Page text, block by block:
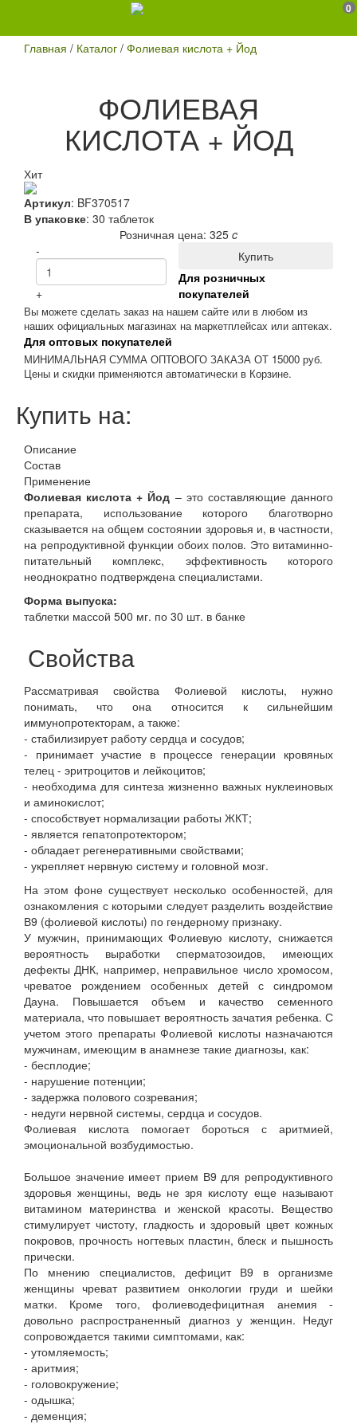
0
Главная / Каталог / Фолиевая кислота + Йод
ФОЛИЕВАЯ
КИСЛОТА + ЙОД
Хит
Артикул: BF370517
В упаковке: 30 таблеток
Розничная цена: 325 c
-
+
Купить
Для розничных
покупателей
Вы можете сделать заказ на нашем сайте или в любом из
наших официальных магазинах на маркетплейсах или аптеках.
Для оптовых покупателей
МИНИМАЛЬНАЯ СУММА ОПТОВОГО ЗАКАЗА ОТ 15000 руб.
Цены и скидки применяются автоматически в Корзине.
Купить на:
Описание
Состав
Применение
Фолиевая кислота + Йод – это составляющие данного
препарата, использование которого благотворно
сказывается на общем состоянии здоровья и, в частности,
на репродуктивной функции обоих полов. Это витаминно-
питательный комплекс, эффективность которого
неоднократно подтверждена специалистами.
Форма выпуска:
таблетки массой 500 мг. по 30 шт. в банке
Свойства
Рассматривая свойства Фолиевой кислоты, нужно
понимать, что она относится к сильнейшим
иммунопротекторам, а также:
- стабилизирует работу сердца и сосудов;
- принимает участие в процессе генерации кровяных
телец - эритроцитов и лейкоцитов;
- необходима для синтеза жизненно важных нуклеиновых
и аминокислот;
- способствует нормализации работы ЖКТ;
- является гепатопротектором;
- обладает регенеративными свойствами;
- укрепляет нервную систему и головной мозг.
На этом фоне существует несколько особенностей, для
ознакомления с которыми следует разделить воздействие
В9 (фолиевой кислоты) по гендерному признаку.
У мужчин, принимающих Фолиевую кислоту, снижается
вероятность выработки сперматозоидов, имеющих
дефекты ДНК, например, неправильное число хромосом,
чреватое рождением особенных детей с синдромом
Дауна. Повышается объем и качество семенного
материала, что повышает вероятность зачатия ребенка. С
учетом этого препараты Фолиевой кислоты назначаются
мужчинам, имеющим в анамнезе такие диагнозы, как:
- бесплодие;
- нарушение потенции;
- задержка полового созревания;
- недуги нервной системы, сердца и сосудов.
Фолиевая кислота помогает бороться с аритмией,
эмоциональной возбудимостью.
Большое значение имеет прием В9 для репродуктивного
здоровья женщины, ведь не зря кислоту еще называют
витамином материнства и женской красоты. Вещество
стимулирует чистоту, гладкость и здоровый цвет кожных
покровов, прочность ногтевых пластин, блеск и пышность
прически.
По мнению специалистов, дефицит В9 в организме
женщины чреват развитием онкологии груди и шейки
матки. Кроме того, фолиеводефицитная анемия -
довольно распространенный диагноз у женщин. Недуг
сопровождается такими симптомами, как:
- утомляемость;
- аритмия;
- головокружение;
- одышка;
- деменция;